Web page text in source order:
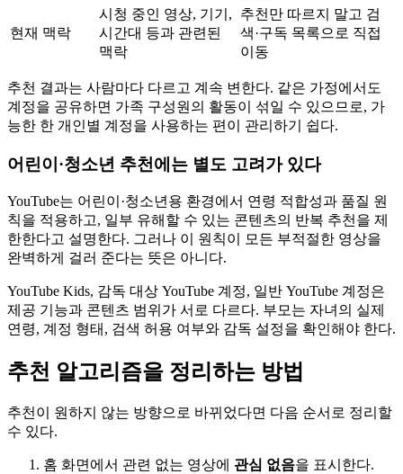
현재 맥락
시청 중인 영상, 기기,
시간대 등과 관련된
맥락
추천만 따르지 말고 검
색·구독 목록으로 직접
이동
추천 결과는 사람마다 다르고 계속 변한다. 같은 가정에서도
계정을 공유하면 가족 구성원의 활동이 섞일 수 있으므로, 가
능한 한 개인별 계정을 사용하는 편이 관리하기 쉽다.
어린이·청소년 추천에는 별도 고려가 있다
YouTube는 어린이·청소년용 환경에서 연령 적합성과 품질 원
칙을 적용하고, 일부 유해할 수 있는 콘텐츠의 반복 추천을 제
한한다고 설명한다. 그러나 이 원칙이 모든 부적절한 영상을
완벽하게 걸러 준다는 뜻은 아니다.
YouTube Kids, 감독 대상 YouTube 계정, 일반 YouTube 계정은
제공 기능과 콘텐츠 범위가 서로 다르다. 부모는 자녀의 실제
연령, 계정 형태, 검색 허용 여부와 감독 설정을 확인해야 한다.
추천 알고리즘을 정리하는 방법
추천이 원하지 않는 방향으로 바뀌었다면 다음 순서로 정리할
수 있다.
홈 화면에서 관련 없는 영상에 관심 없음을 표시한다.